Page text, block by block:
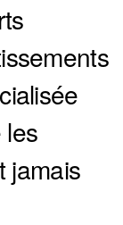
les
jamais